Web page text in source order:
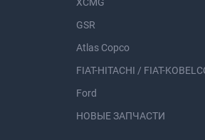
GSR
Atlas Copco
FIAT-HITACHI / FIAT-
Ford
НОВЫЕ ЗАПЧАСТИ